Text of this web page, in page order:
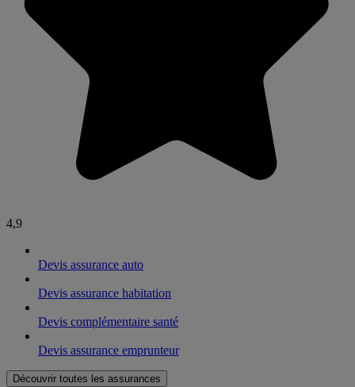
4,9
Devis assurance auto
Devis assurance habitation
Devis complémentaire santé
Devis assurance emprunteur
Découvrir toutes les assurances